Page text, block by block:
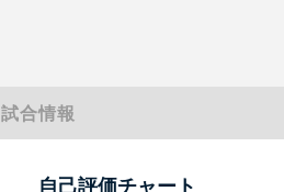
試合情報
自己評価チャート